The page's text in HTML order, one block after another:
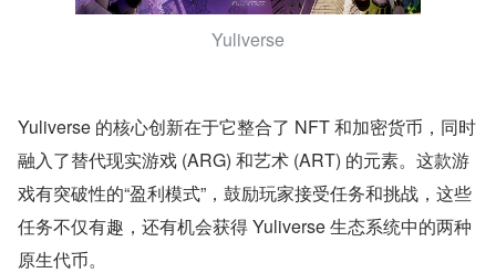
Yuliverse
Yuliverse 的核心创新在于它整合了 NFT 和加密货币，同时
融入了替代现实游戏 (ARG) 和艺术 (ART) 的元素。这款游
戏有突破性的“盈利模式”，鼓励玩家接受任务和挑战，这些
任务不仅有趣，还有机会获得 Yuliverse 生态系统中的两种
原生代币。